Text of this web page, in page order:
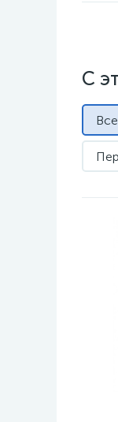
С
Все